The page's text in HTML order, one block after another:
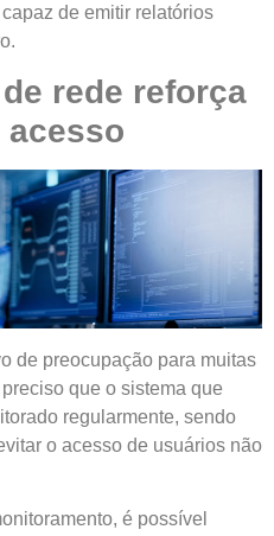
de emitir relatórios
rede reforça
acesso
de preocupação para muitas
que o sistema que
regularmente, sendo
o acesso de usuários não
é possível